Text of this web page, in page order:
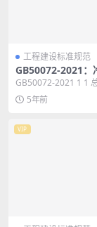
工程建设标准规范
GB50072-2021：
准
GB50072-2021 1 1
语 12 3 基本规定 14...
5年前
VIP